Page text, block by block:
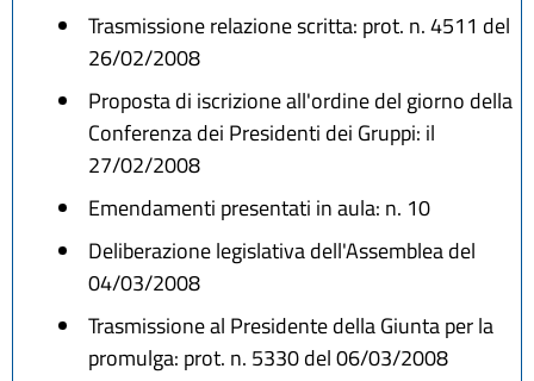
Trasmissione relazione scritta: prot. n. 4511 del
26/02/2008
Proposta di iscrizione all'ordine del giorno della
Conferenza dei Presidenti dei Gruppi: il
27/02/2008
Emendamenti presentati in aula: n. 10
Deliberazione legislativa dell'Assemblea del
04/03/2008
Trasmissione al Presidente della Giunta per la
promulga: prot. n. 5330 del 06/03/2008